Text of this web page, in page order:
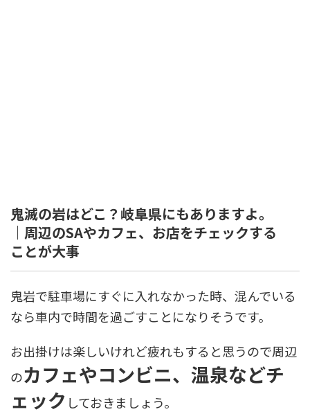
鬼滅の岩はどこ？岐阜県にもありますよ。
｜周辺のSAやカフェ、お店をチェックする
ことが大事
鬼岩で駐車場にすぐに入れなかった時、混んでいる
なら車内で時間を過ごすことになりそうです。
お出掛けは楽しいけれど疲れもすると思うので周辺
のカフェやコンビニ、温泉などチ
ェック しておきましょう。